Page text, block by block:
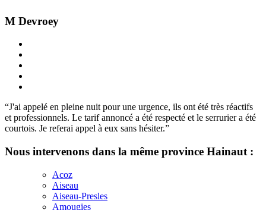
M Devroey
“J'ai appelé en pleine nuit pour une urgence, ils ont été très réactifs
et professionnels. Le tarif annoncé a été respecté et le serrurier a été
courtois. Je referai appel à eux sans hésiter.”
Nous intervenons dans la même province Hainaut :
Acoz
Aiseau
Aiseau-Presles
Amougies